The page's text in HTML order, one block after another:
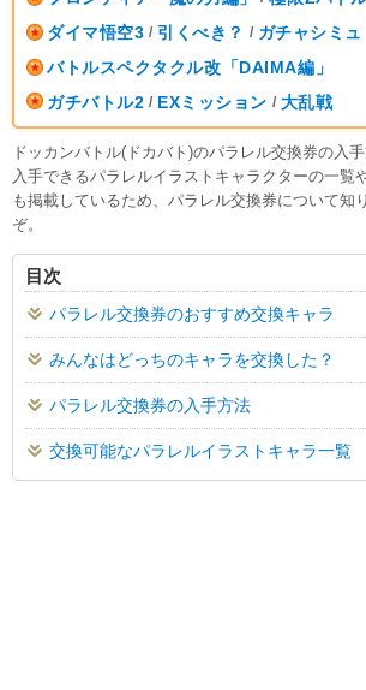
ダイマ悟空3 / 引くべき？ / ガチャシミュ
バトルスペクタクル改「DAIMA編」
ガチバトル2 / EXミッション / 大乱戦
ドッカンバトル(ドカバト)のパラレル交換券の入
入手できるパラレルイラストキャラクターの一覧
も掲載しているため、パラレル交換券について知
ぞ。
目次
パラレル交換券のおすすめ交換キャラ
みんなはどっちのキャラを交換した？
パラレル交換券の入手方法
交換可能なパラレルイラストキャラ一覧